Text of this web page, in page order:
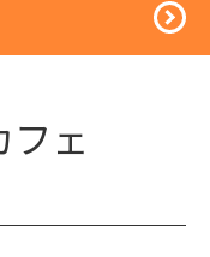
ェ